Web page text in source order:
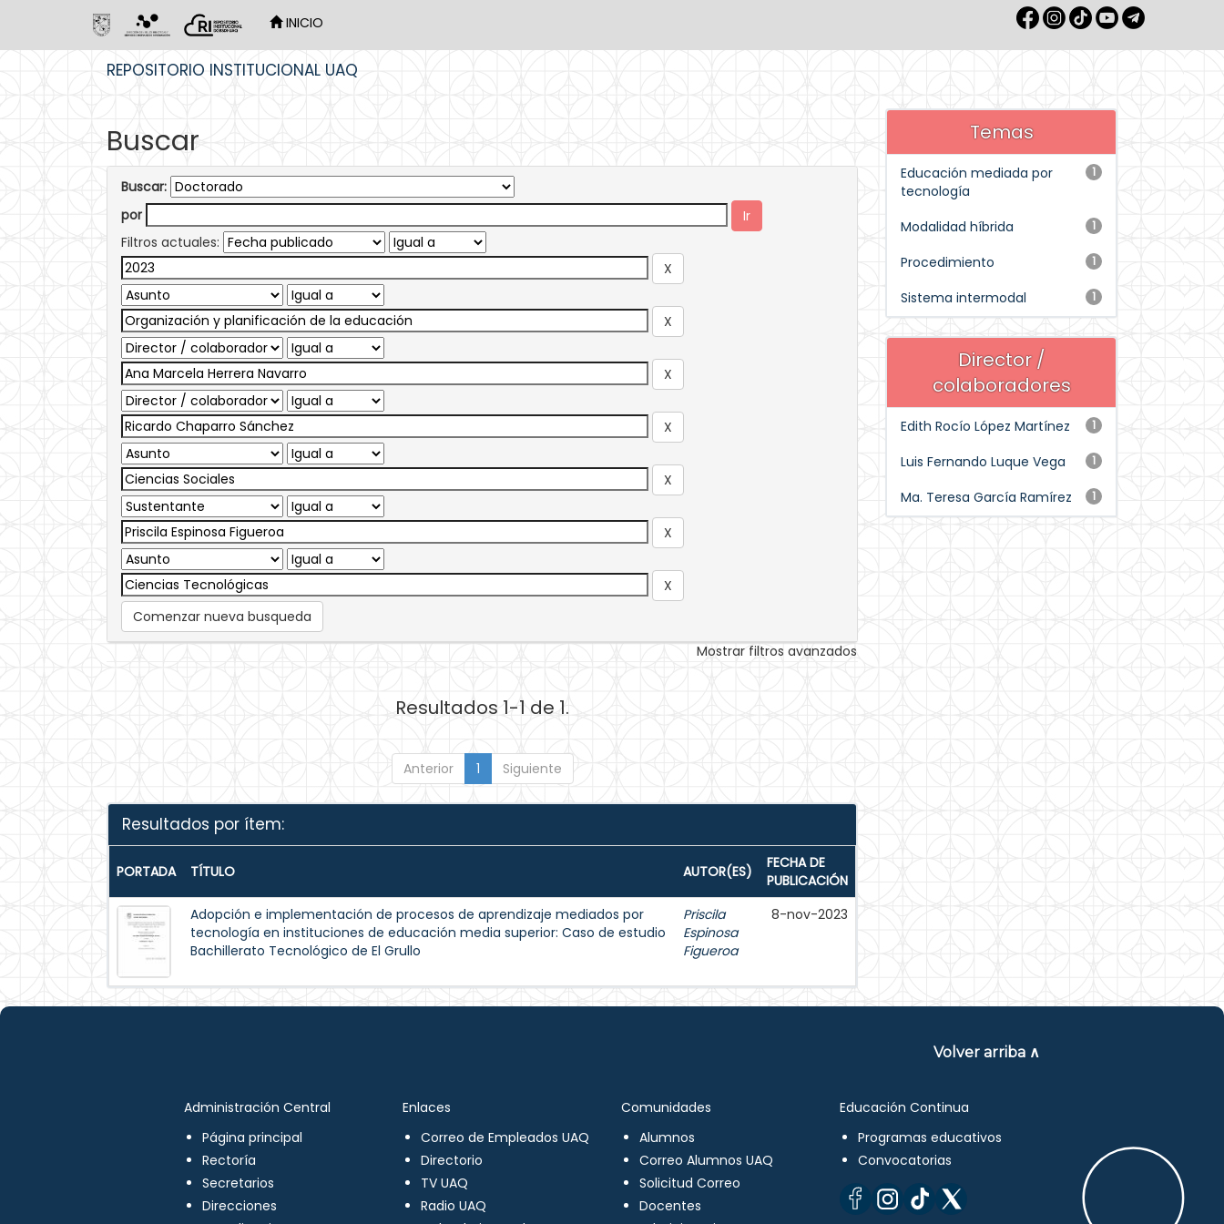
INICIO
REPOSITORIO INSTITUCIONAL UAQ
Buscar
Buscar:
por
Filtros actuales:
Comenzar nueva busqueda
Mostrar filtros avanzados
Resultados 1-1 de 1.
Anterior 1 Siguiente
Resultados por ítem:
PORTADA TÍTULO AUTOR(ES)
FECHA DE
PUBLICACIÓN
Adopción e implementación de procesos de aprendizaje mediados por
tecnología en instituciones de educación media superior: Caso de estudio
Bachillerato Tecnológico de El Grullo
Priscila
Espinosa
Figueroa
8-nov-2023
Temas
1
Educación mediada por
tecnología
1
Modalidad híbrida
1
Procedimiento
1
Sistema intermodal
Director /
colaboradores
1
Edith Rocío López Martínez
1
Luis Fernando Luque Vega
1
Ma. Teresa García Ramírez
Volver arriba ∧
Administración Central
Página principal
Rectoría
Secretarios
Direcciones
Enlaces
Correo de Empleados UAQ
Directorio
TV UAQ
Radio UAQ
Comunidades
Alumnos
Correo Alumnos UAQ
Solicitud Correo
Docentes
Educación Continua
Programas educativos
Convocatorias